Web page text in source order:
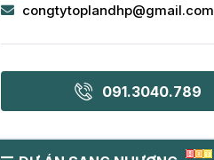
congtytoplandhp@gmail.com
091.3040.789